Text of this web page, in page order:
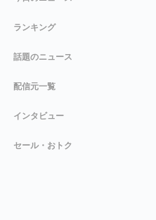
ランキング
話題のニュース
配信元一覧
インタビュー
セール・おトク